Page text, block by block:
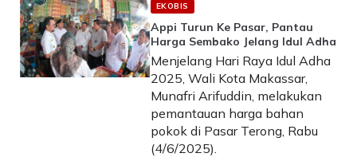
EKOBIS
Appi Turun Ke Pasar, Pantau
Harga Sembako Jelang Idul Adha
Menjelang Hari Raya Idul Adha
2025, Wali Kota Makassar,
Munafri Arifuddin, melakukan
pemantauan harga bahan
pokok di Pasar Terong, Rabu
(4/6/2025).